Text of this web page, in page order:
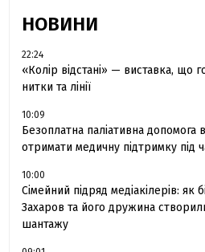
НОВИНИ
22:24
«Колір відстані» — виставка, що
нитки та лінії
10:09
Безоплатна паліативна допомога
отримати медичну підтримку під
10:00
Сімейний підряд медіакілерів:
Захаров та його дружина
шантажу